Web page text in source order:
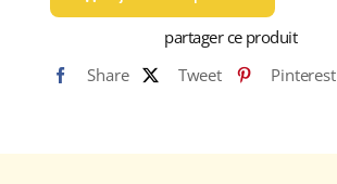
des
Chesnaies
"CUVÉE
A.O.C.
partager ce produit
Share
Tweet Pinterest